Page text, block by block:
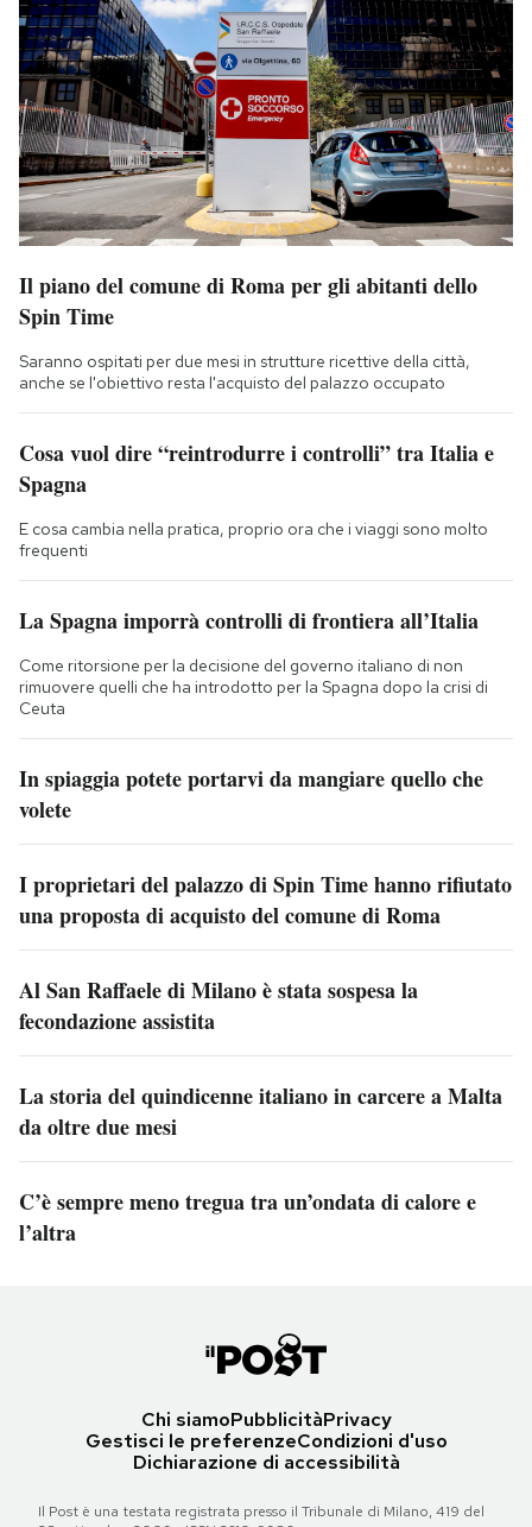
Il piano del comune di Roma per gli abitanti dello
Spin Time
Saranno ospitati per due mesi in strutture ricettive della città,
anche se l'obiettivo resta l'acquisto del palazzo occupato
Cosa vuol dire “reintrodurre i controlli” tra Italia e
Spagna
E cosa cambia nella pratica, proprio ora che i viaggi sono molto
frequenti
La Spagna imporrà controlli di frontiera all’Italia
Come ritorsione per la decisione del governo italiano di non
rimuovere quelli che ha introdotto per la Spagna dopo la crisi di
Ceuta
In spiaggia potete portarvi da mangiare quello che
volete
I proprietari del palazzo di Spin Time hanno rifiutato
una proposta di acquisto del comune di Roma
Al San Raffaele di Milano è stata sospesa la
fecondazione assistita
La storia del quindicenne italiano in carcere a Malta
da oltre due mesi
C’è sempre meno tregua tra un’ondata di calore e
l’altra
Chi siamoPubblicitàPrivacy
Gestisci le preferenzeCondizioni d'uso
Dichiarazione di accessibilità
Il Post è una testata registrata presso il Tribunale di Milano, 419 del